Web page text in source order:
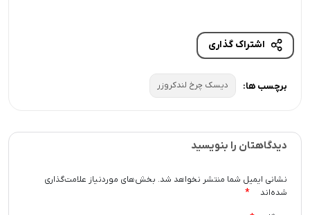
اشتراک گذاری
برچسب ها: دیسک چرخ لندکروزر
دیدگاهتان را بنویسید
نشانی ایمیل شما منتشر نخواهد شد. بخش‌های موردنیاز علامت‌گذاری
شده‌اند
*